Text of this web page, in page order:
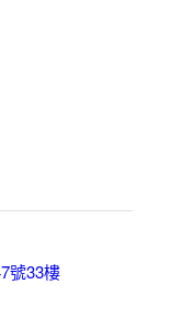
號33樓